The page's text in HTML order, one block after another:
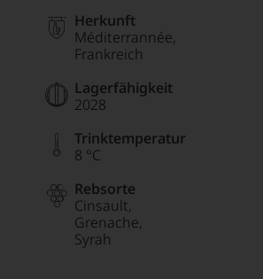
Herkunft
Méditerrannée
Frankreich
Lagerfähigkeit
2028
Trinktemperatur
8 °C
Rebsorte
Cinsault
Grenache
Syrah